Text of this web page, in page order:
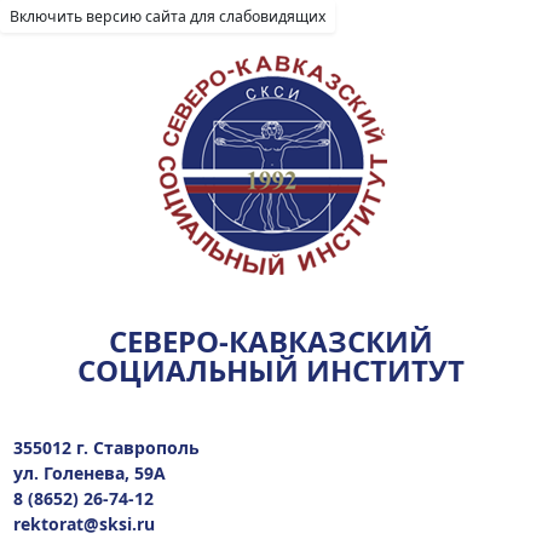
Включить версию сайта для слабовидящих
СЕВЕРО-КАВКАЗСКИЙ
СОЦИАЛЬНЫЙ ИНСТИТУТ
355012 г. Ставрополь
ул. Голенева, 59А
8 (8652) 26-74-12
rektorat@sksi.ru